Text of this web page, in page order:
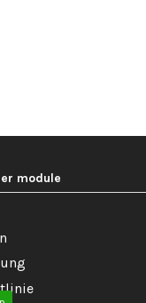
module